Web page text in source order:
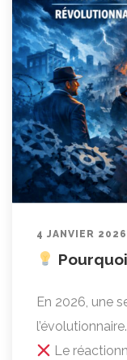
4 JANVIER 2026
En 2026, une
l’évolutionnaire.
Le